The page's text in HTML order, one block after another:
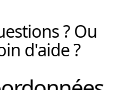
? Ou
d'aide ?